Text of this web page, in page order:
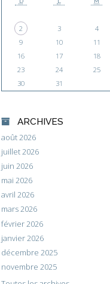
2
3 4
9
10 11
16
17 18
23
24 25
30
31
ARCHIVES
août 2026
juillet 2026
juin 2026
mai 2026
avril 2026
mars 2026
février 2026
janvier 2026
décembre 2025
novembre 2025